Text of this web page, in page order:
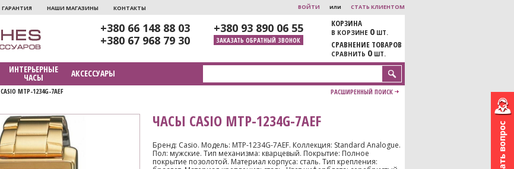
ГАРАНТИЯ НАШИ МАГАЗИНЫ КОНТАКТЫ ВОЙТИ или СТАТЬ КЛИЕНТОМ
+380 66 148 88 03
+380 67 968 79 30
+380 93 890 06 55
ЗАКАЗАТЬ ОБРАТНЫЙ ЗВОНОК
КОРЗИНА
В КОРЗИНЕ 0ШТ.
СРАВНЕНИЕ ТОВАРОВ
СРАВНИТЬ 0ШТ.
ИНТЕРЬЕРНЫЕ
ЧАСЫ АКСЕССУАРЫ
CASIO MTP-1234G-7AEF РАСШИРЕННЫЙ ПОИСК
ЧАСЫ CASIO MTP-1234G-7AEF
Бренд: Casio. Модель: MTP-1234G-7AEF. Коллекция: Standard Analogue.
Пол: мужские. Тип механизма: кварцевый. Покрытие: Полное
покрытие позолотой. Материал корпуса: сталь. Тип крепления: